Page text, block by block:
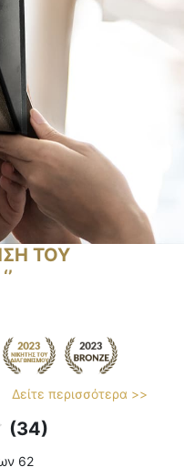
ΤΟΥ
Δείτε περισσότερα >>
(34)
62